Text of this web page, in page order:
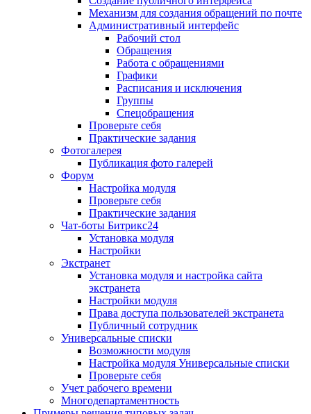
Механизм для создания обращений по почте
Административный интерфейс
Рабочий стол
Обращения
Работа с обращениями
Графики
Расписания и исключения
Группы
Спецобращения
Проверьте себя
Практические задания
Фотогалерея
Публикация фото галерей
Форум
Настройка модуля
Проверьте себя
Практические задания
Чат-боты Битрикс24
Установка модуля
Настройки
Экстранет
Установка модуля и настройка сайта
экстранета
Настройки модуля
Права доступа пользователей экстранета
Публичный сотрудник
Универсальные списки
Возможности модуля
Настройка модуля Универсальные списки
Проверьте себя
Учет рабочего времени
Многодепартаментность